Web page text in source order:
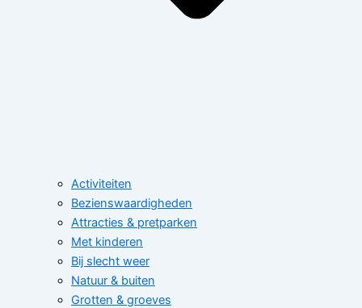
Activiteiten
Bezienswaardigheden
Attracties & pretparken
Met kinderen
Bij slecht weer
Natuur & buiten
Grotten & groeves